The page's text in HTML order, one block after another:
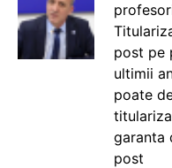
post pe
ultimii
poate
garanta
post